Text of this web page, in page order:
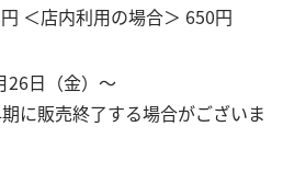
＜店内利用の場合＞ 650円
日（金）～
に販売終了する場合がございま